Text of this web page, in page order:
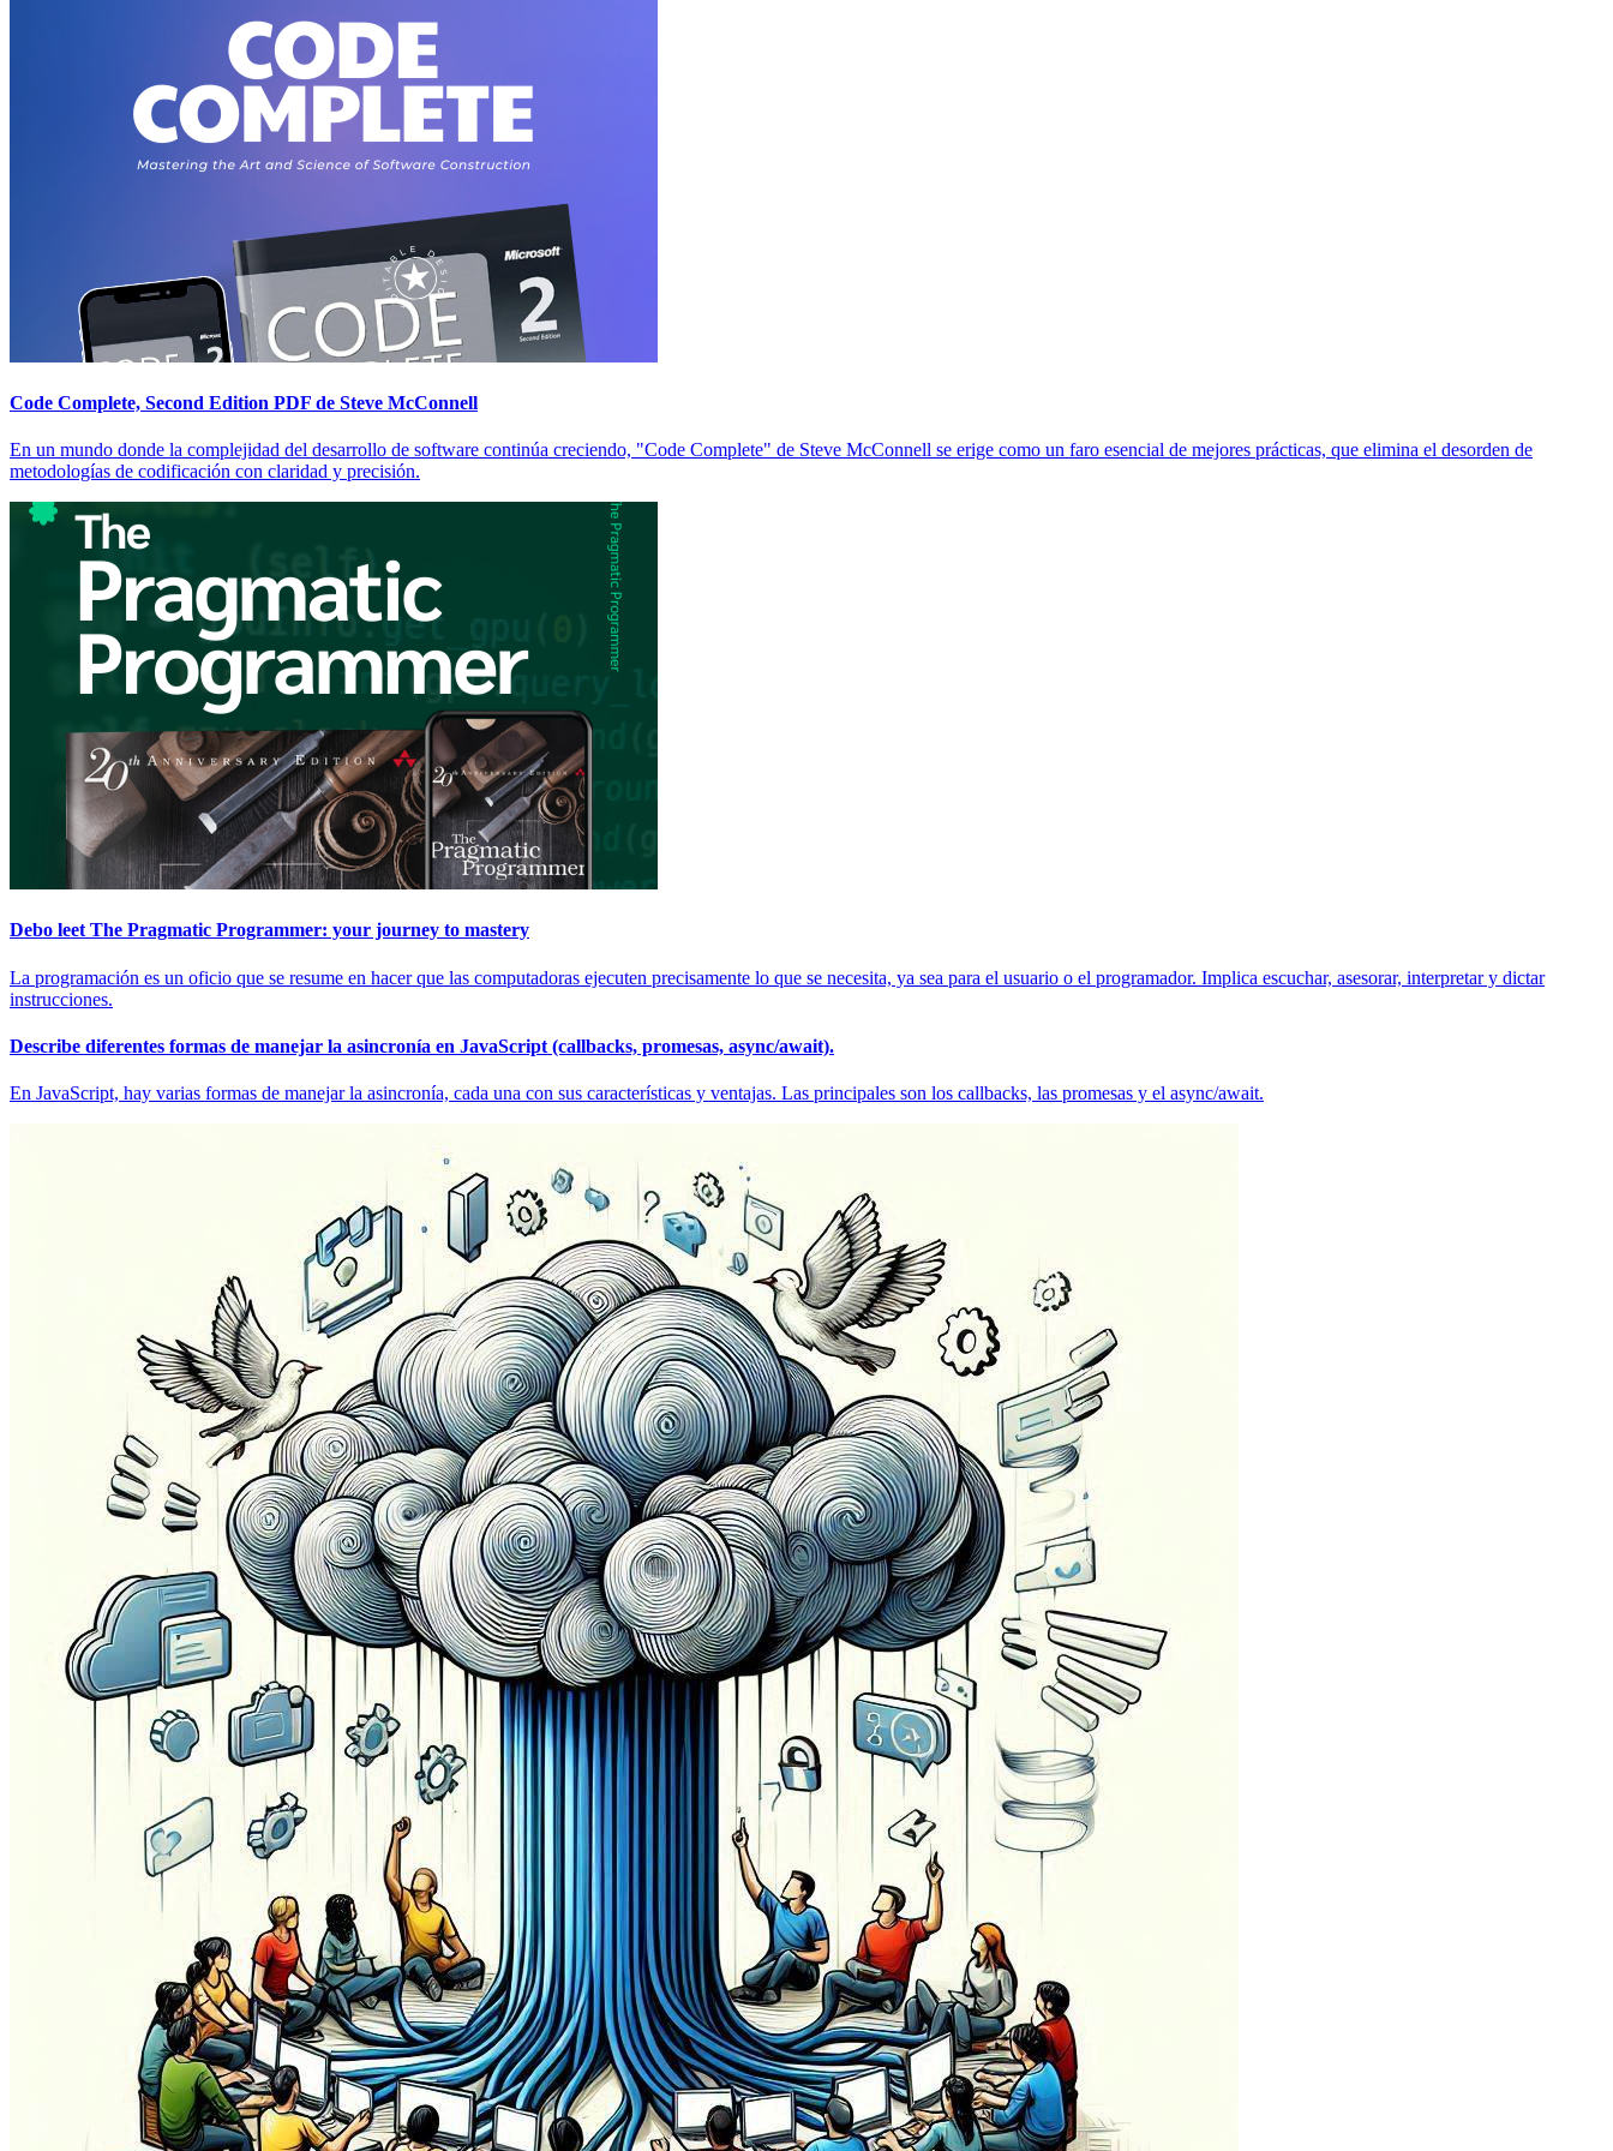
Code Complete, Second Edition PDF de Steve McConnell
En un mundo donde la complejidad del desarrollo de software continúa creciendo, "Code Complete" de Steve McConnell se erige como un faro esencial de mejores prácticas, que elimina el desorden de
metodologías de codificación con claridad y precisión.
Debo leet The Pragmatic Programmer: your journey to mastery
La programación es un oficio que se resume en hacer que las computadoras ejecuten precisamente lo que se necesita, ya sea para el usuario o el programador. Implica escuchar, asesorar, interpretar y dictar
instrucciones.
Describe diferentes formas de manejar la asincronía en JavaScript (callbacks, promesas, async/await).
En JavaScript, hay varias formas de manejar la asincronía, cada una con sus características y ventajas. Las principales son los callbacks, las promesas y el async/await.